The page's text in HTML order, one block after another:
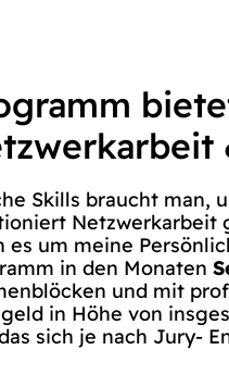
Skills braucht man,
Netzwerkarbeit
es um meine
in den Monaten
und mit
in Höhe von
sich je nach Jury-